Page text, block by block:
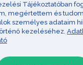
Tájékoztatóban
megértettem és
személyes adataim
kezeléséhez.